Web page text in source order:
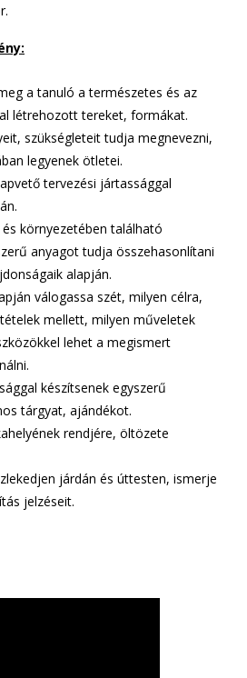
a tanuló a természetes és az
létrehozott tereket, formákat.
szükségleteit tudja megnevezni,
legyenek ötletei.
tervezési jártassággal
környezetében található
anyagot tudja összehasonlítani
alapján.
válogassa szét, milyen célra,
mellett, milyen műveletek
lehet a megismert
készítsenek egyszerű
tárgyat, ajándékot.
rendjére, öltözete
járdán és úttesten, ismerje
jelzéseit.